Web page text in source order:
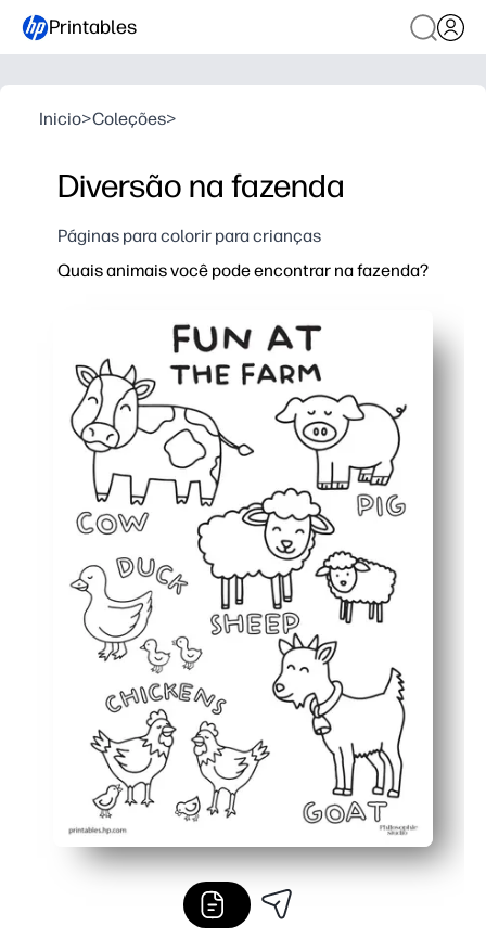
Printables
Inicio>Coleções>
Diversão na fazenda
Páginas para colorir para crianças
Quais animais você pode encontrar na fazenda?
Atividade de impressão e uso - você está pronto em
Mantém as crianças felizes e engajadas enquanto
Desenvolve vocabulário e conhecimento sobre
Aumenta o motor fino e o foco por meio de cores